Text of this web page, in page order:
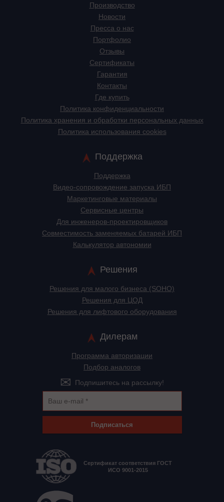
Производство
Новости
Пресса о нас
Портфолио
Отзывы
Сертификаты
Гарантия
Контакты
Где купить
Политика конфиденциальности
Политика хранения и обработки персональных данных
Политика использования cookies
Поддержка
Поддержка
Видео-сопровождение запуска ИБП
Маркетинговые материалы
Сервисные центры
Для инженеров-проектировщиков
Cовместимость заменяемых батарей ИБП
Калькулятор автономии
Решения
Решения для малого бизнеса (SOHO)
Решения для ЦОД
Решения для лифтового оборудования
Дилерам
Программа авторизации
Подбор аналогов
Подпишитесь на рассылку!
Подписаться
Сертификат соответствия ГОСТ
ИСО 9001-2015